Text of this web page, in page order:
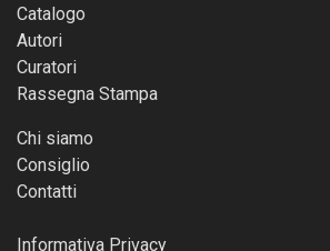
Catalogo
Autori
Curatori
Rassegna Stampa
Chi siamo
Consiglio
Contatti
Informativa Privacy